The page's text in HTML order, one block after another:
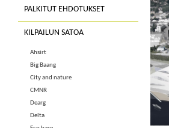
PALKITUT EHDOTUKSET
KILPAILUN SATOA
Ahsirt
Big Baang
City and nature
CMNR
Dearg
Delta